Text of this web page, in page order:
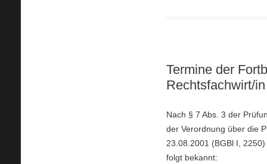
Termine der
Rechtsfachwirt/
Nach § 7 Abs. 3 der
der Verordnung über die
23.08.2001 (BGBl I,
folgt bekannt: